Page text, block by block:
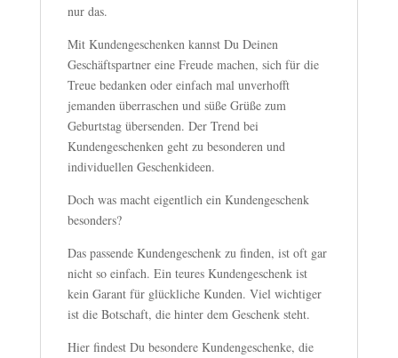
nur das.
Mit Kundengeschenken kannst Du Deinen
Geschäftspartner eine Freude machen, sich für die
Treue bedanken oder einfach mal unverhofft
jemanden überraschen und süße Grüße zum
Geburtstag übersenden. Der Trend bei
Kundengeschenken geht zu besonderen und
individuellen Geschenkideen.
Doch was macht eigentlich ein Kundengeschenk
besonders?
Das passende Kundengeschenk zu finden, ist oft gar
nicht so einfach. Ein teures Kundengeschenk ist
kein Garant für glückliche Kunden. Viel wichtiger
ist die Botschaft, die hinter dem Geschenk steht.
Hier findest Du besondere Kundengeschenke, die